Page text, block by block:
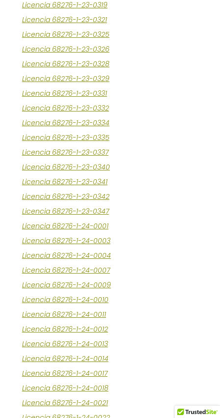
Licencia 68276-1-23-0319
Licencia 68276-1-23-0321
Licencia 68276-1-23-0325
Licencia 68276-1-23-0326
Licencia 68276-1-23-0328
Licencia 68276-1-23-0329
Licencia 68276-1-23-0331
Licencia 68276-1-23-0332
Licencia 68276-1-23-0334
Licencia 68276-1-23-0335
Licencia 68276-1-23-0337
Licencia 68276-1-23-0340
Licencia 68276-1-23-0341
Licencia 68276-1-23-0342
Licencia 68276-1-23-0347
Licencia 68276-1-24-0001
Licencia 68276-1-24-0003
Licencia 68276-1-24-0004
Licencia 68276-1-24-0007
Licencia 68276-1-24-0009
Licencia 68276-1-24-0010
Licencia 68276-1-24-0011
Licencia 68276-1-24-0012
Licencia 68276-1-24-0013
Licencia 68276-1-24-0014
Licencia 68276-1-24-0017
Licencia 68276-1-24-0018
Licencia 68276-1-24-0021